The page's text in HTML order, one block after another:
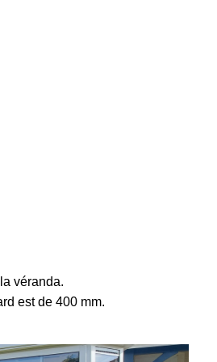
véranda.
est de 400 mm.